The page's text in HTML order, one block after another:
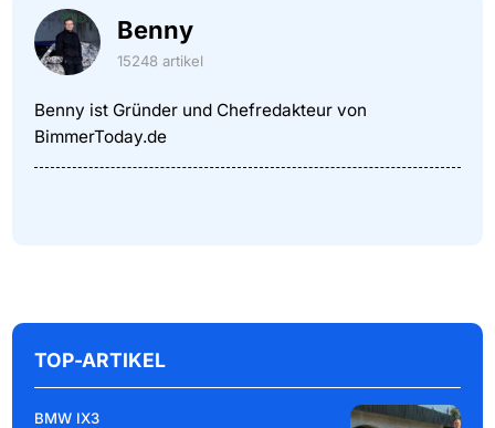
Benny
15248 artikel
Benny ist Gründer und Chefredakteur von
BimmerToday.de
TOP-ARTIKEL
BMW IX3